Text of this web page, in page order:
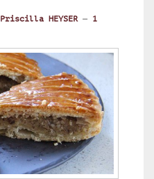
Priscilla HEYSER — 1